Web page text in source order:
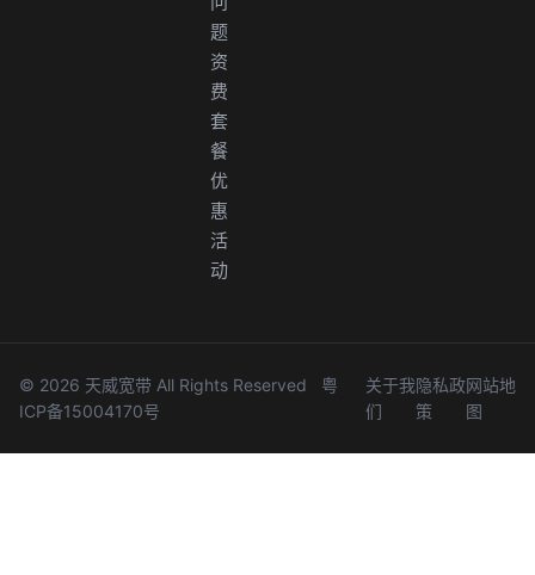
题
资
费
套
餐
优
惠
活
动
© 2026 天威宽带 All Rights Reserved 粤
ICP备15004170号
关于我
们
隐私政
策
网站地
图